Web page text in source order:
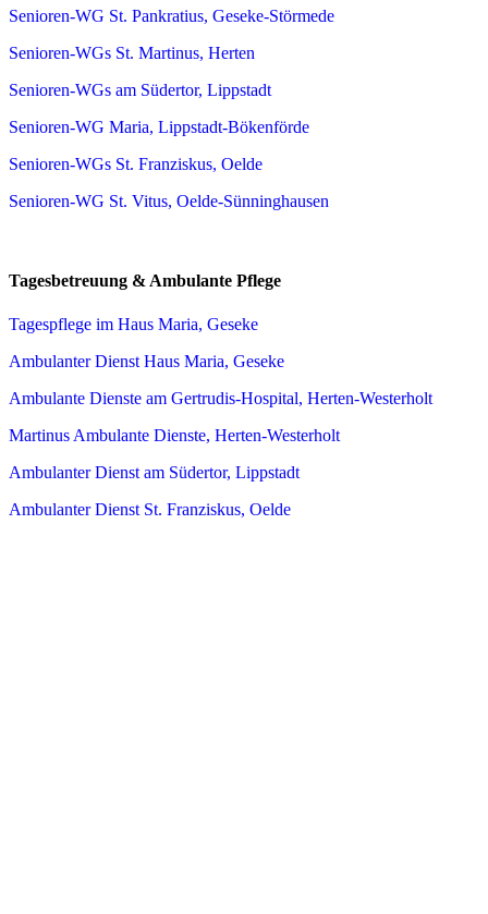
Senioren-WG St. Pankratius, Geseke-Störmede
Senioren-WGs St. Martinus, Herten
Senioren-WGs am Südertor, Lippstadt
Senioren-WG Maria, Lippstadt-Bökenförde
Senioren-WGs St. Franziskus, Oelde
Senioren-WG St. Vitus, Oelde-Sünninghausen
Tagesbetreuung & Ambulante Pflege
Tagespflege im Haus Maria, Geseke
Ambulanter Dienst Haus Maria, Geseke
Ambulante Dienste am Gertrudis-Hospital, Herten-Westerholt
Martinus Ambulante Dienste, Herten-Westerholt
Ambulanter Dienst am Südertor, Lippstadt
Ambulanter Dienst St. Franziskus, Oelde